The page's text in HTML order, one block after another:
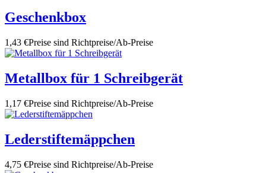
Geschenkbox
1,43 €Preise sind Richtpreise/Ab-Preise
Metallbox für 1 Schreibgerät
1,17 €Preise sind Richtpreise/Ab-Preise
Lederstiftemäppchen
4,75 €Preise sind Richtpreise/Ab-Preise